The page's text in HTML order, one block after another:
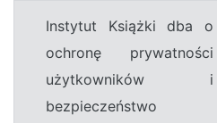
Instytut Książki dba o
ochronę prywatności
użytkowników i
bezpieczeństwo